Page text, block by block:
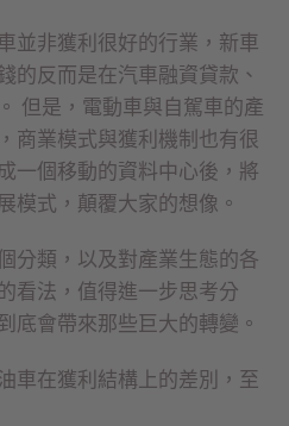
並非獲利很好的行業，新車
的反而是在汽車融資貸款、
但是，電動車與自駕車的產
商業模式與獲利機制也有很
一個移動的資料中心後，將
模式，顛覆大家的想像。
分類，以及對產業生態的各
看法，值得進一步思考分
底會帶來那些巨大的轉變。
車在獲利結構上的差別，至